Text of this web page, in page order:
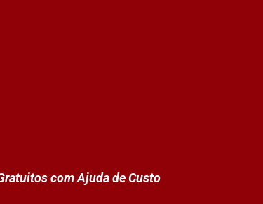
com Ajuda de Custo